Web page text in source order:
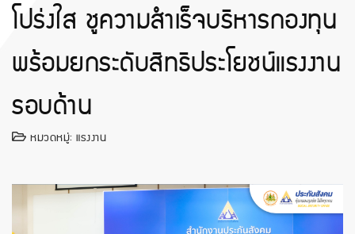
โปร่งใส ชูความสำเร็จบริหารกองทุน
พร้อมยกระดับสิทธิประโยชน์แรงงาน
รอบด้าน
หมวดหมู่: แรงงาน